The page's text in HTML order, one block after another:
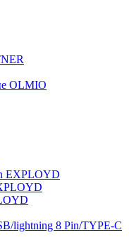
OLMIO
EXPLOYD
lightning 8 Pin/TYPE-C